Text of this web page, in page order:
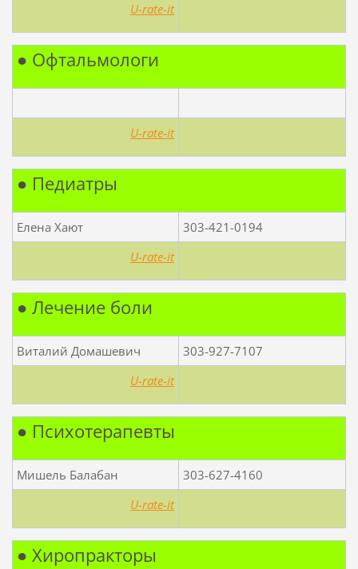
U-rate-it
● Офтальмологи
U-rate-it
● Педиатры
Елена Хают
303-421-0194
U-rate-it
● Лечение боли
Виталий Домашевич
303-927-7107
U-rate-it
● Психотерапевты
Мишель Балабан
303-627-4160
U-rate-it
● Хиропракторы